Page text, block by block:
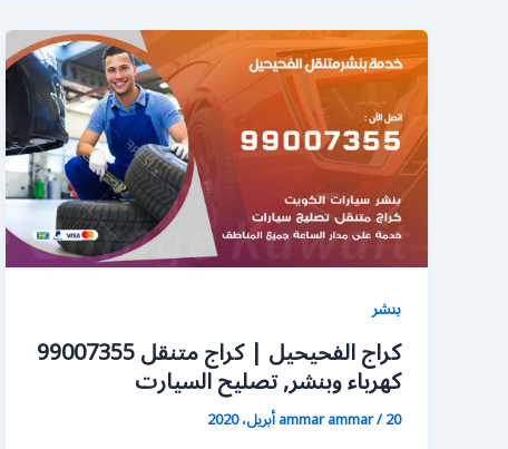
بنشر
كراج الفحيحيل | كراج متنقل 99007355
كهرباء وبنشر, تصليح السيارت
ammar ammar/20 أبريل، 2020